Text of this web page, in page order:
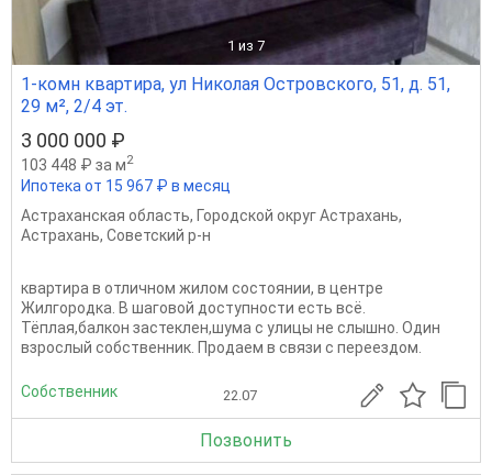
1 из 7
1-комн квартира, ул Николая Островского, 51, д. 51,
29 м², 2/4 эт.
3 000 000 ₽
103 448 ₽ за м2
Ипотека от 15 967 ₽ в месяц
Астраханская область, Городской округ Астрахань,
Астрахань, Советский р-н
квартира в отличном жилом состоянии, в центре
Жилгородка. В шаговой доступности есть всё.
Тёплая,балкон застеклен,шума с улицы не слышно. Один
взрослый собственник. Продаем в связи с переездом.
Собственник 22.07
Позвонить